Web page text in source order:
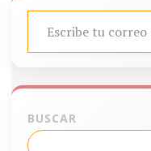
ESCRIBE TU CORREO ELECTRÓNICO…
BUSCAR